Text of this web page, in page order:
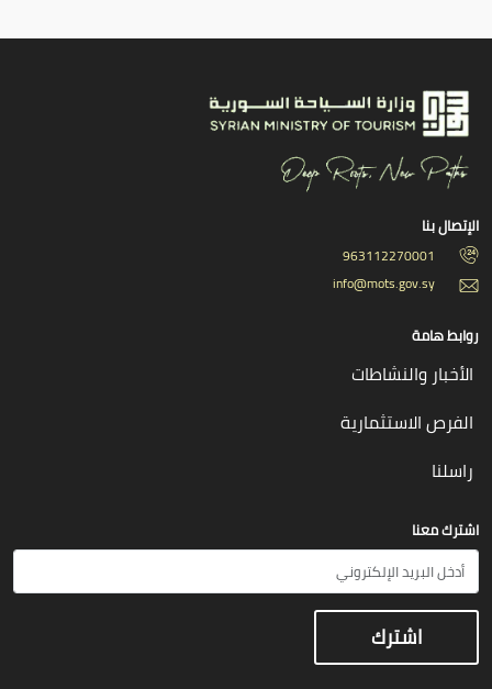
الإتصال بنا
963112270001
info@mots.gov.sy
روابط هامة
الأخبار والنشاطات
الفرص الاستثمارية
راسلنا
اشترك معنا